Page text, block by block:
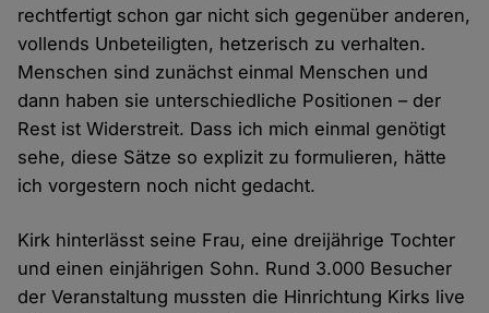
rechtfertigt schon gar nicht sich gegenüber anderen,
vollends Unbeteiligten, hetzerisch zu verhalten.
Menschen sind zunächst einmal Menschen und
dann haben sie unterschiedliche Positionen – der
Rest ist Widerstreit. Dass ich mich einmal genötigt
sehe, diese Sätze so explizit zu formulieren, hätte
ich vorgestern noch nicht gedacht.
Kirk hinterlässt seine Frau, eine dreijährige Tochter
und einen einjährigen Sohn. Rund 3.000 Besucher
der Veranstaltung mussten die Hinrichtung Kirks live